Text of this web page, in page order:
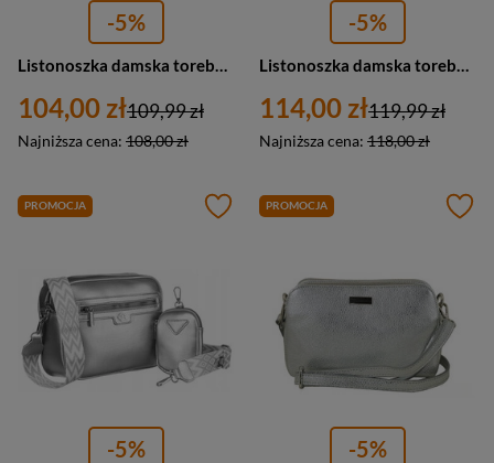
-5%
Listonoszka damska torebka miejska srebrna ze skóry ekologicznej - Rovicky R-TOR-ALE-2
104,00 zł
Najniższa cena: 108,00 zł
109,99 zł
-5%
Listonoszka damska torebka miejska srebrna ze skóry ekologicznej - Rovicky R-KP-08-HRH
114,00 zł
Najniższa cena: 118,00 zł
119,99 zł
PROMOCJA
-5%
PROMOCJA
-5%